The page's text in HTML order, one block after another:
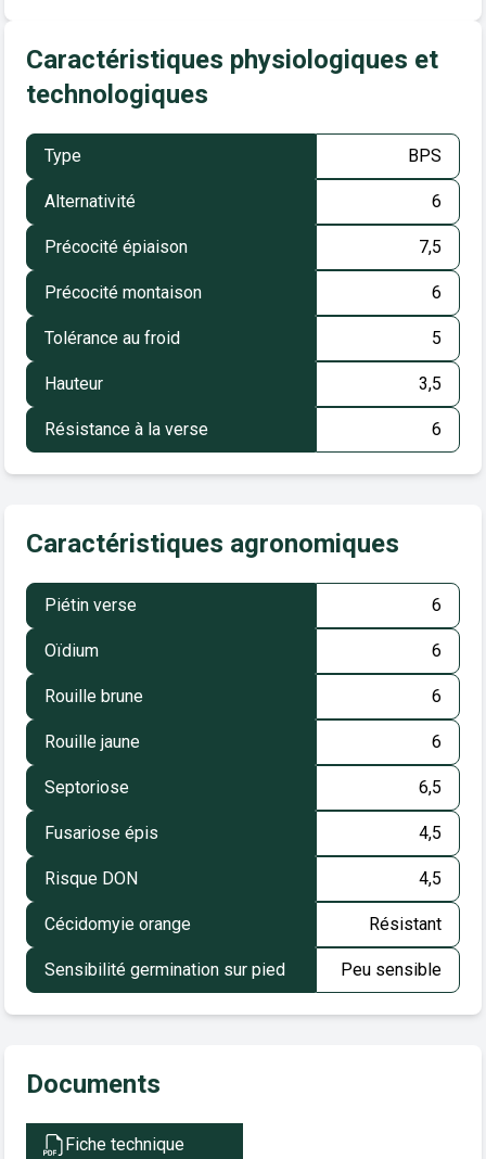
Caractéristiques physiologiques et
technologiques
Type BPS
Alternativité 6
Précocité épiaison 7,5
Précocité montaison 6
Tolérance au froid 5
Hauteur 3,5
Résistance à la verse 6
Caractéristiques agronomiques
Piétin verse 6
Oïdium 6
Rouille brune 6
Rouille jaune 6
Septoriose 6,5
Fusariose épis 4,5
Risque DON 4,5
Cécidomyie orange Résistant
Sensibilité germination sur pied Peu sensible
Documents
Fiche technique